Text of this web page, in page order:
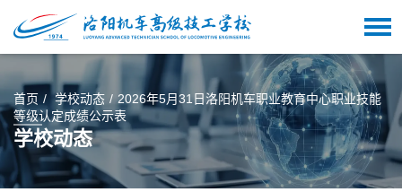
首页 学校动态
2026年5月31日洛阳机车职业教育中心职业技能
等级认定成绩公示表
学校动态